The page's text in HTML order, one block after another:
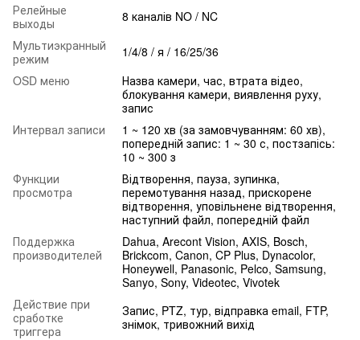
Релейные
выходы
8 каналів NO / NC
Мультиэкранный
режим
1/4/8 / я / 16/25/36
OSD меню
Назва камери, час, втрата відео,
блокування камери, виявлення руху,
запис
Интервал записи
1 ~ 120 хв (за замовчуванням: 60 хв),
попередній запис: 1 ~ 30 с, постзапісь:
10 ~ 300 з
Функции
просмотра
Відтворення, пауза, зупинка,
перемотування назад, прискорене
відтворення, уповільнене відтворення,
наступний файл, попередній файл
Поддержка
производителей
Dahua, Arecont Vision, AXIS, Bosch,
Brickcom, Canon, CP Plus, Dynacolor,
Honeywell, Panasonic, Pelco, Samsung,
Sanyo, Sony, Videotec, Vivotek
Действие при
сработке
триггера
Запис, PTZ, тур, відправка email, FTP,
знімок, тривожний вихід